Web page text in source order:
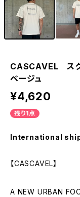
CASCAVEL スク
ベージュ
¥4,620
残り1点
International
【CASCAVEL】
A NEW URBAN